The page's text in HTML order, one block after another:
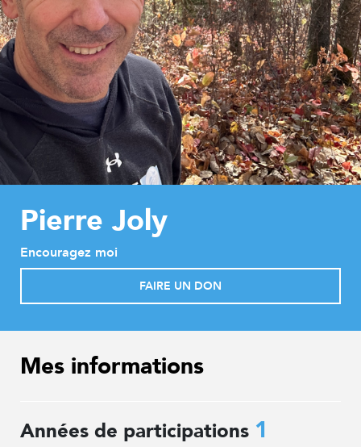
Pierre Joly
Encouragez moi
FAIRE UN DON
Mes informations
Années de participations 1